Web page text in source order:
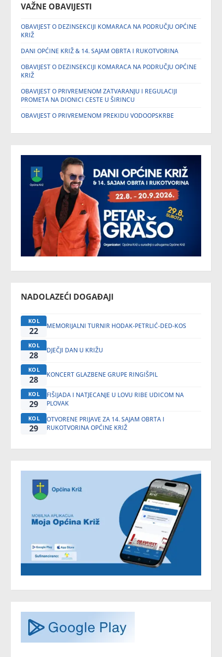
VAŽNE OBAVIJESTI
OBAVIJEST O DEZINSEKCIJI KOMARACA NA PODRUČJU OPĆINE
KRIŽ
DANI OPĆINE KRIŽ & 14. SAJAM OBRTA I RUKOTVORINA
OBAVIJEST O DEZINSEKCIJI KOMARACA NA PODRUČJU OPĆINE
KRIŽ
OBAVIJEST O PRIVREMENOM ZATVARANJU I REGULACIJI
PROMETA NA DIONICI CESTE U ŠIRINCU
OBAVIJEST O PRIVREMENOM PREKIDU VODOOPSKRBE
NADOLAZEĆI DOGAĐAJI
KOL
22 MEMORIJALNI TURNIR HODAK-PETRLIĆ-DED-KOS
KOL
28 DJEČJI DAN U KRIŽU
KOL
28 KONCERT GLAZBENE GRUPE RINGIŠPIL
KOL
29
FIŠIJADA I NATJECANJE U LOVU RIBE UDICOM NA
PLOVAK
KOL
29
OTVORENE PRIJAVE ZA 14. SAJAM OBRTA I
RUKOTVORINA OPĆINE KRIŽ